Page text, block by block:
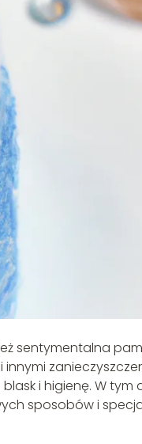
sentymentalna
i higienę. W tym
sposobów i